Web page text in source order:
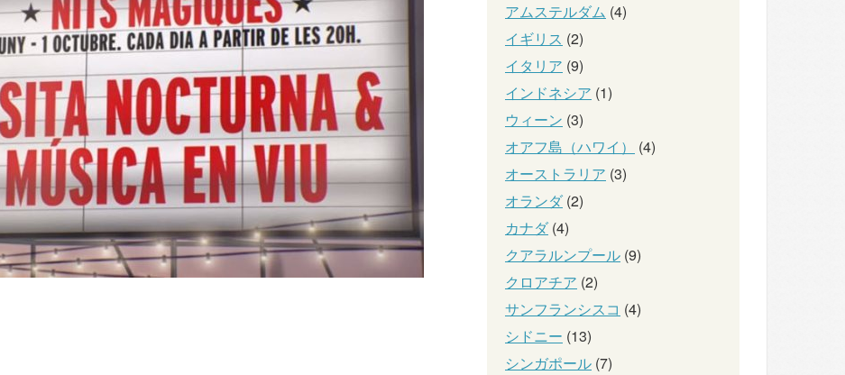
アムステルダム (4)
イギリス (2)
イタリア (9)
インドネシア (1)
ウィーン (3)
オアフ島（ハワイ）
(4)
オーストラリア (3)
オランダ(2)
カナダ(4)
クアラルンプール (9)
クロアチア (2)
サンフランシスコ (4)
シドニー (13)
シンガポール (7)